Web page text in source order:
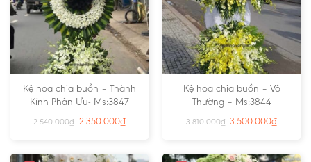
Kệ hoa chia buồn – Thành
Kính Phân Ưu- Ms:3847
2.540.000₫ 2.350.000₫
Kệ hoa chia buồn – Vô
Thường – Ms:3844
3.810.000₫ 3.500.000₫